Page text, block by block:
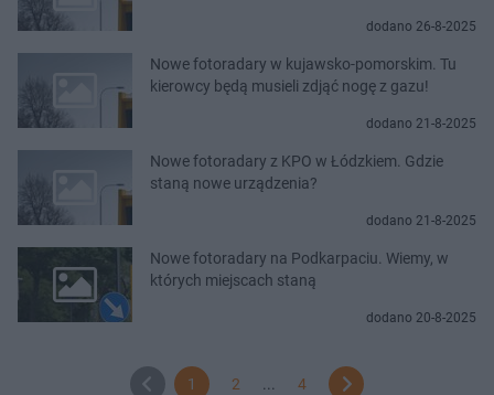
dodano 26-8-2025
Nowe fotoradary w kujawsko-pomorskim. Tu
kierowcy będą musieli zdjąć nogę z gazu!
dodano 21-8-2025
Nowe fotoradary z KPO w Łódzkiem. Gdzie
staną nowe urządzenia?
dodano 21-8-2025
Nowe fotoradary na Podkarpaciu. Wiemy, w
których miejscach staną
dodano 20-8-2025
1 2 4